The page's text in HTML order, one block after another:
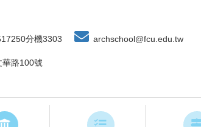
分機3303 archschool@fcu.edu.tw
華路100號